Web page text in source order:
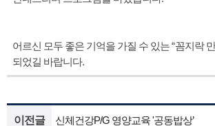
어르신 모두 좋은 기억을 가질 수 있는“꼼지락
되었길 바랍니다.
이전글 신체건강P/G 영양교육 '공동밥상’